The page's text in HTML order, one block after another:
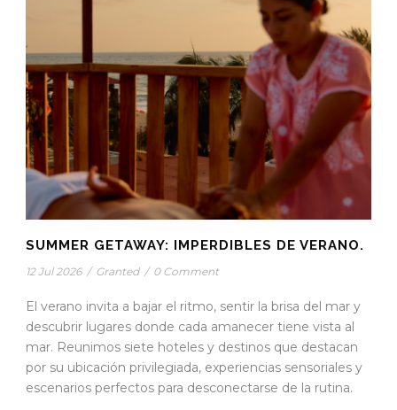
SUMMER GETAWAY: IMPERDIBLES DE VERANO.
12 Jul 2026 / Granted / 0 Comment
El verano invita a bajar el ritmo, sentir la brisa del mar y
descubrir lugares donde cada amanecer tiene vista al
mar. Reunimos siete hoteles y destinos que destacan
por su ubicación privilegiada, experiencias sensoriales y
escenarios perfectos para desconectarse de la rutina.